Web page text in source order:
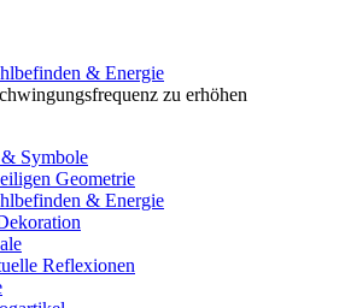
& Energie
zu erhöhen
Symbole
Geometrie
& Energie
Reflexionen